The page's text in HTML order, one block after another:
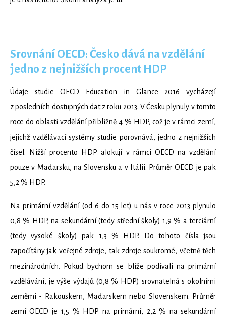
Srovnání OECD: Česko dává na vzdělání
jedno z nejnižších procent HDP
Údaje studie OECD Education in Glance 2016 vycházejí
z posledních dostupných dat z roku 2013. V Česku plynuly v tomto
roce do oblasti vzdělání přibližně 4 % HDP, což je v rámci zemí,
jejichž vzdělávací systémy studie porovnává, jedno z nejnižších
čísel. Nižší procento HDP alokují v rámci OECD na vzdělání
pouze v Maďarsku, na Slovensku a v Itálii. Průměr OECD je pak
5,2 % HDP.
Na primární vzdělání (od 6 do 15 let) u nás v roce 2013 plynulo
0,8 % HDP, na sekundární (tedy střední školy) 1,9 % a terciární
(tedy vysoké školy) pak 1,3 % HDP. Do tohoto čísla jsou
započítány jak veřejné zdroje, tak zdroje soukromé, včetně těch
mezinárodních. Pokud bychom se blíže podívali na primární
vzdělávání, je výše výdajů (0,8 % HDP) srovnatelná s okolními
zeměmi - Rakouskem, Maďarskem nebo Slovenskem. Průměr
zemí OECD je 1,5 % HDP na primární, 2,2 % na sekundární